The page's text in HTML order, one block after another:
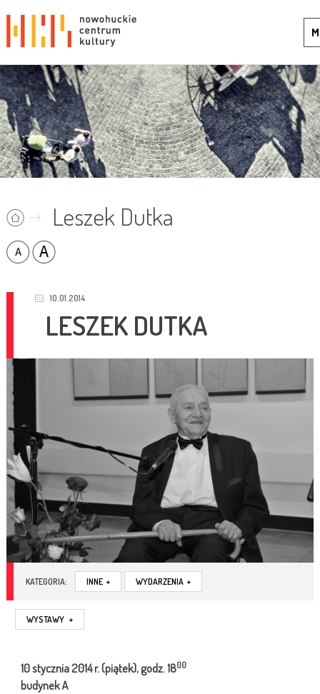
Leszek Dutka
10.01.2014
LESZEK DUTKA
KATEGORIA: INNE + WYDARZENIA +
WYSTAWY +
10 stycznia2014 r.(piątek), godz. 1800
budynek A